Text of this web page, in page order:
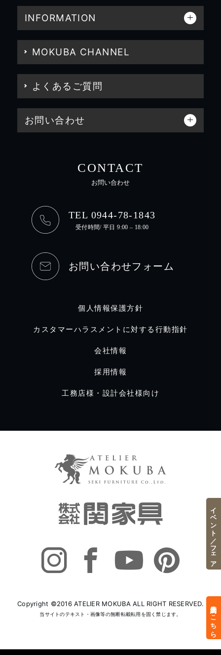
INFORMATION
MOKUBA CHANNEL
よくあるご質問
お問い合わせ
CONTACT
お問い合わせ
TEL 0944-78-1843
受付時間/ 平日 9:00 – 18:00
お問い合わせフォーム
個人情報保護方針
カスタマーハラスメントに対する行動指針
会社情報
採用情報
工務店様・設計会社様向け
Copyright ©2016 ATELIER MOKUBA ALL RIGHT RESERVED.
当サイトのテキスト・画像等の無断転載転用を固く禁じます。 来店予約はこちら
イベント／フェア